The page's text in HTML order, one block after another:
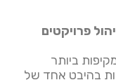
פרויקטים
ביותר
בהיבט אחד של